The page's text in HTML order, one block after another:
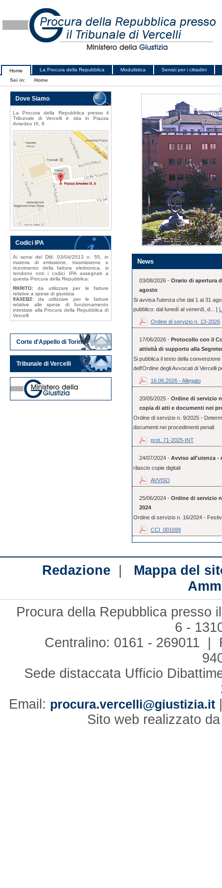
Home La Procura della Repubblica Modulistica
Servizi per i cittadini
Sei in:
Home
News
03/08/2026 - Orario di apertura
agosto
Si avvisa l'utenza che dal 1 al 31
pubblico: dal lunedì al venerdì, d... [
Ordine di servizio n. 13-2026
17/06/2026 - Protocollo con il
attività di supporto alla
Si pubblica il testo della
dell'Ordine degli Avvocati di Vercelli
16.06.2026 - Allegato
20/05/2025 - Ordine di servizio
copia di atti e documenti nei
Ordine di servizio n. 9/2025 -
documenti nei procedimenti penali
prot. 71-2025-INT
24/07/2024 - Avviso all'utenza -
rilascio copie digitali
AVVISO
25/06/2024 - Ordine di servizio
2024
Ordine di servizio n. 16/2024 -
CCI_001699
Dove Siamo
La Procura della Repubblica presso il
Tribunale di Vercelli è sita in Piazza
Amedeo IX, 6
Codici IPA
Ai sensi del DM. 03/04/2013 n. 55, in
materia di emissione, trasmissione e
ricevimento della fattura elettronica, si
rendono noti i codici IPA assegnati a
questa Procura della Repubblica:
RKRITO:da utilizzare per le fatture
relative a spese di giustizia
9A3EB2:da utilizzare per le fatture
relative alle spese di funzionamento
intestate alla Procura della Repubblica di
Vercelli
Corte d'Appello di Torino
Tribunale di Vercelli
Redazione | Mappa del
Procura della Repubblica presso
6 -
Centralino: 0161 - 269011 |
Sede distaccata Ufficio
Email: procura.vercelli@giustizia.it|
Sito web realizzato